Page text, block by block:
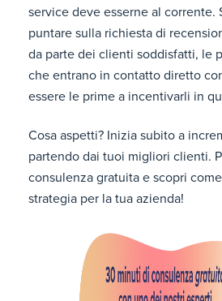
service deve esserne al corrente.
puntare sulla richiesta di
da parte dei clienti soddisfatti, le
che entrano in contatto diretto
essere le prime a incentivarli in
Cosa aspetti? Inizia subito a
partendo dai tuoi migliori clienti.
consulenza gratuita e scopri
strategia per la tua azienda!